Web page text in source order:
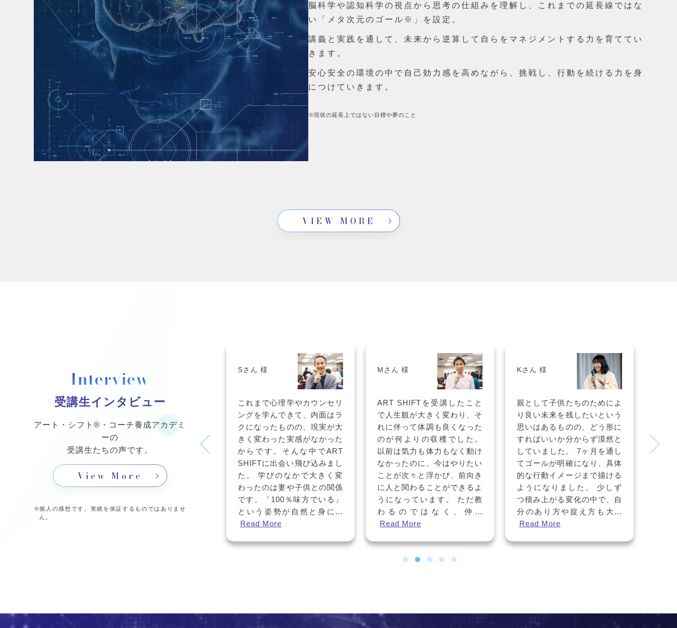
脳科学や認知科学の視点から思考の仕組みを理解し、これまでの延長線ではな
い「メタ次元のゴール※」を設定。
講義と実践を通して、未来から逆算して自らをマネジメントする力を育ててい
きます。
安心安全の環境の中で自己効力感を高めながら、挑戦し、行動を続ける力を身
につけていきます。
現状の延長上ではない目標や夢のこと
VIEW MORE
Interview
受講生インタビュー
アート・シフト®・コーチ養成アカデミ
ーの
受講生たちの声です。
View More
個人の感想です。実績を保証するものではありませ
ん。
Mさん 様
ART SHIFTを受講したこと
で人生観が大きく変わり、そ
れに伴って体調も良くなった
のが何よりの収穫でした。
以前は気力も体力もなく動け
なかったのに、今はやりたい
ことが次々と浮かび、前向き
に人と関わることができるよ
うになっています。 ただ教
わるのではなく、仲...
Read More
Kさん 様
親として子供たちのためによ
り良い未来を残したいという
思いはあるものの、どう形に
すればいいか分からず漠然と
していました。 7ヶ月を通し
てゴールが明確になり、具体
的な行動イメージまで描ける
ようになりました。 少しず
つ積み上がる変化の中で、自
分のあり方や捉え方も大...
Read More
Sさん 様
コーチングを学び、講師とし
ても活動してきましたが、講
座中はやる気が上がっても日
常に戻ると続かず現実がなか
なか変わらないーーそんな状
態に違和感を長らく感じてい
ました。そんな中で出会った
のがART SHIFTでした。 学
びを通して、本当にやりたい
ゴールが明確でないと人...
Read More